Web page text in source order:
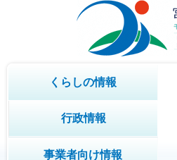
くらしの情報
行政情報
事業者向け情報